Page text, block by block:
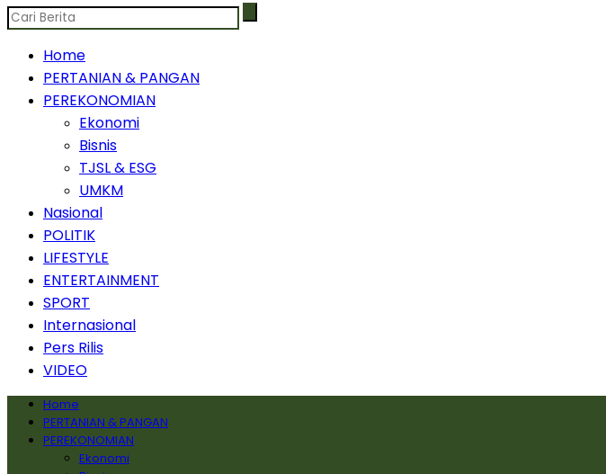
Home
PERTANIAN & PANGAN
PEREKONOMIAN
Ekonomi
Bisnis
TJSL & ESG
UMKM
Nasional
POLITIK
LIFESTYLE
ENTERTAINMENT
SPORT
Internasional
Pers Rilis
VIDEO
Home
PERTANIAN & PANGAN
PEREKONOMIAN
Ekonomi